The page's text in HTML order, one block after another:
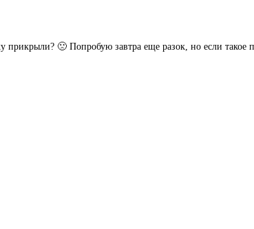
прикрыли? 🙁 Попробую завтра еще разок, но если